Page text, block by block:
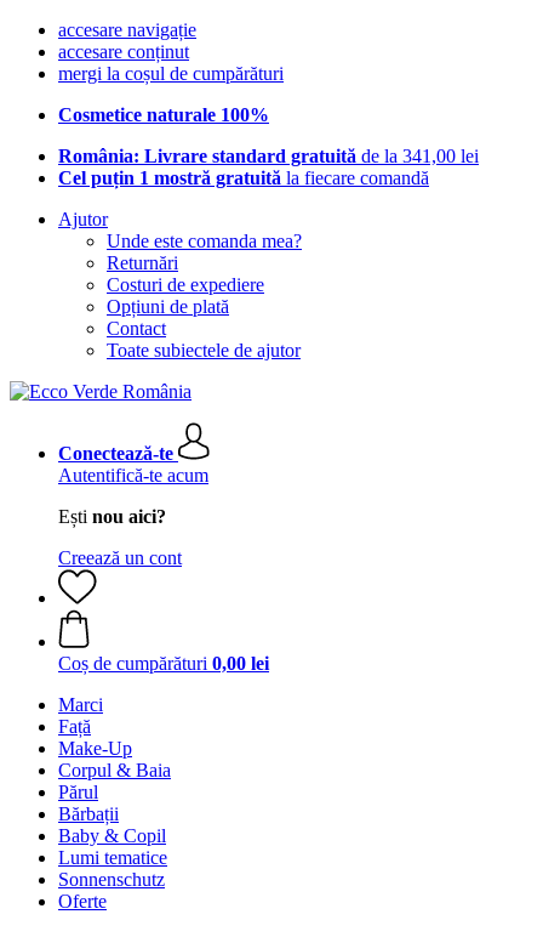
accesare navigație
accesare conținut
mergi la coșul de cumpărături
Cosmetice naturale 100%
România: Livrare standard gratuită de la 341,00 lei
Cel puțin 1 mostră gratuită la fiecare comandă
Ajutor
Unde este comanda mea?
Returnări
Costuri de expediere
Opțiuni de plată
Contact
Toate subiectele de ajutor
Conectează-te
Autentifică-te acum
Ești nou aici?
Creează un cont
Coș de cumpărături 0,00 lei
Marci
Față
Make-Up
Corpul & Baia
Părul
Bărbații
Baby & Copil
Lumi tematice
Sonnenschutz
Oferte